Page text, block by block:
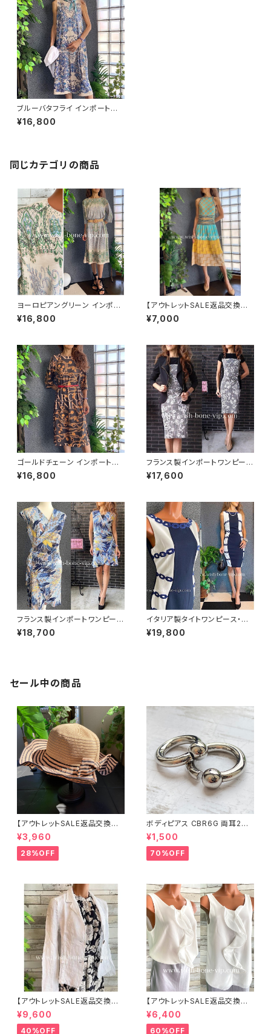
ブルーバタフライ インポートワ
ンピース｜ストレッチジャージミ
モレ・ミディ丈ワンピース｜ブル
¥16,800
同じカテゴリの商品
ヨーロピアングリーン インポー
トワンピース｜ストレッチジャー
ジ 七分袖ワンピース｜グリーン
¥16,800
【アウトレットSALE返品交換不
可8/20まで】ホルターネック＆
厚手ニットワンピース｜切り替え
¥7,000
ゴールドチェーン インポートワ
ンピース｜ストレッチジャージ
七分袖ワンピース｜ブラック
¥16,800
フランス製インポートワンピース
｜LONKEL PARIS｜タイトワン
ピース｜ジャージワンピース/白
¥17,600
フランス製インポートワンピース
｜FIFILLES de PARIS フィフィ
ーユ・パリ｜プリントワンピース
¥18,700
イタリア製タイトワンピース・バ
イカラータイトドレス｜RINASC
IMENTO/リナシメント インポ
¥19,800
セール中の商品
【アウトレットSALE返品交換不
可8/20まで】つば広サマーハッ
ト・通気性・軽量 ワイヤー入りハ
ット ボーダー＆BIGリボン・女優
帽 UV/紫外線対策 レディースハ
¥3,960
28%OFF
ボディピアス CBR6G 両耳2個
セット 1ボール ネジ式 簡単脱着
サージカルステンレス NY直輸
入
¥1,500
70%OFF
【アウトレットSALE返品交換不
可8/20まで】イタリア製サマー
ジャケット｜Made in ITALY｜
リネン麻 飾りエリ ジャケット/ホ
¥9,600
40%OFF
【アウトレットSALE返品交換不
可8/20まで】イタリア製 CASA
DEILUCA ITALY｜前フリル＆B
IGフリルトップス /ホワイト
¥6,400
60%OFF